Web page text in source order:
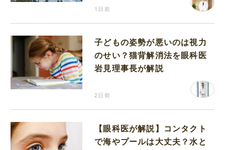
1日前
子どもの姿勢が悪いのは視力
のせい？猫背解消法を眼科医
岩見理事長が解説
2日前
【眼科医が解説】コンタクト
で海やプールは大丈夫？水と